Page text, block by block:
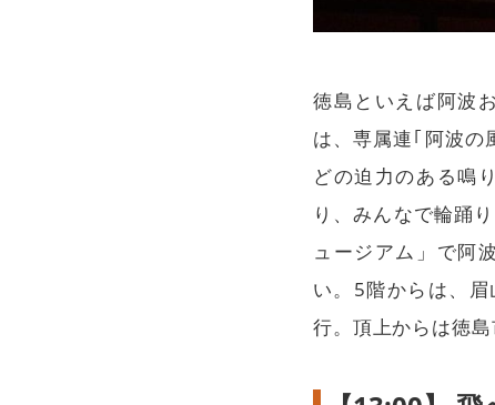
徳島といえば阿波
は、専属連｢阿波の
どの迫力のある鳴
り、みんなで輪踊
ュージアム」で阿
い。5階からは、
行。頂上からは徳島